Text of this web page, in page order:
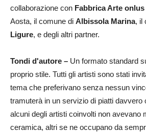
collaborazione con Fabbrica Arte onlus
Aosta, il comune di Albissola Marina, il
Ligure, e degli altri partner.
Tondi d'autore – Un formato standard
proprio stile. Tutti gli artisti sono stati
tema che preferivano senza nessun
tramuterà in un servizio di piatti davvero
alcuni degli artisti coinvolti non avevano
ceramica, altri se ne occupano da